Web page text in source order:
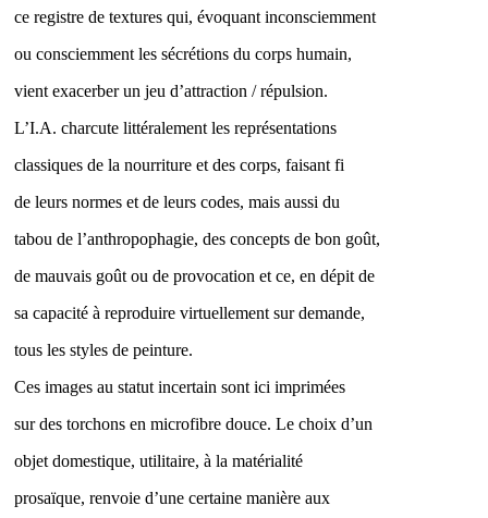
ce registre de textures qui, évoquant inconsciemment
ou consciemment les sécrétions du corps humain,
vient exacerber un jeu d’attraction / répulsion.
L’I.A. charcute littéralement les représentations
classiques de la nourriture et des corps, faisant fi
de leurs normes et de leurs codes, mais aussi du
tabou de l’anthropophagie, des concepts de bon goût,
de mauvais goût ou de provocation et ce, en dépit de
sa capacité à reproduire virtuellement sur demande,
tous les styles de peinture.
Ces images au statut incertain sont ici imprimées
sur des torchons en microfibre douce. Le choix d’un
objet domestique, utilitaire, à la matérialité
prosaïque, renvoie d’une certaine manière aux